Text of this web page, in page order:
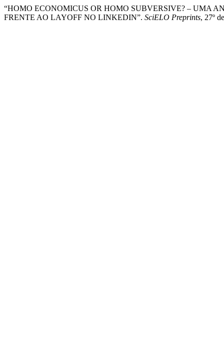
“HOMO ECONOMICUS OR HOMO SUBVERSIVE? – UMA
FRENTE AO LAYOFF NO LINKEDIN”. SciELO Preprints, 27º